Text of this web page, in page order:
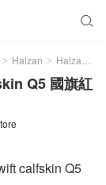

> Halzan > Halzan Mini
Q5 國旗紅
calfskin Q5